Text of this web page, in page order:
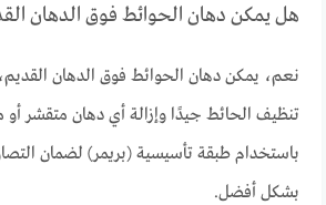
هل يمكن دهان الحوائط فوق الدهان
نعم، يمكن دهان الحوائط فوق الدهان
تنظيف الحائط جيدًا وإزالة أي دهان متقشر
باستخدام طبقة تأسيسية (بريمر) لضمان
بشكل أفضل.